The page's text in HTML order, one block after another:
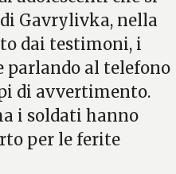
Gavrylivka, nella
dai testimoni, i
parlando al telefono
di avvertimento.
i soldati hanno
per le ferite